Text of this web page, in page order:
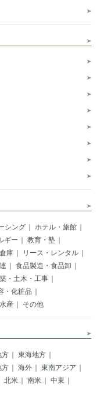
シング
ホテル・旅館
ギー
教育・塾
庫
リース・レンタル
食品製造・食品卸
・土木・工事
・化粧品
産 その他
方
東海地方
方 海外
東南アジア
北米 南米
中東